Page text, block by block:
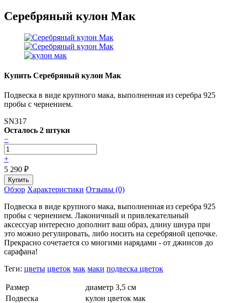
Серебряный кулон Мак
Купить Серебряный кулон Мак
Подвеска в виде крупного мака, выполненная из серебра 925
пробы с чернением.
SN317
Осталось 2 штуки
−
+
5 290 ₽
Обзор Характеристики Отзывы (0)
Подвеска в виде крупного мака, выполненная из серебра 925
пробы с чернением. Лаконичный и привлекательный
аксессуар интересно дополнит ваш образ, длину шнура при
это можно регулировать, либо носить на серебряной цепочке.
Прекрасно сочетается со многими нарядами - от джинсов до
сарафана!
Теги: цветы цветок мак маки подвеска цветок
Размер
диаметр 3,5 см
Подвеска
кулон цветок мак